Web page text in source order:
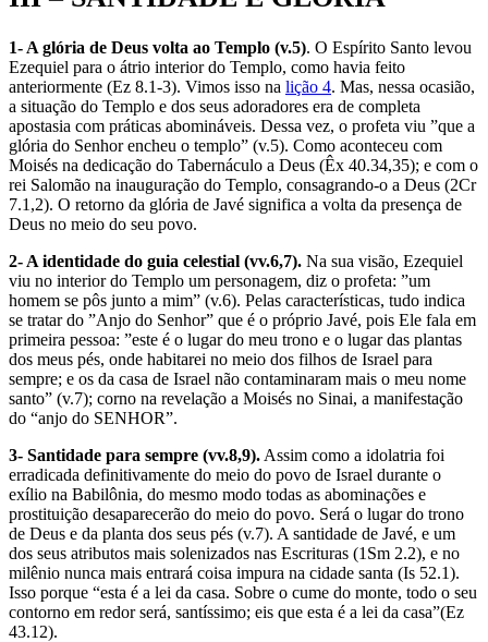
1- A glória de Deus volta ao Templo (v.5). O Espírito Santo levou
Ezequiel para o átrio interior do Templo, como havia feito
anteriormente (Ez 8.1-3). Vimos isso na lição 4. Mas, nessa ocasião,
a situação do Templo e dos seus adoradores era de completa
apostasia com práticas abomináveis. Dessa vez, o profeta viu ”que a
glória do Senhor encheu o templo” (v.5). Como aconteceu com
Moisés na dedicação do Tabernáculo a Deus (Êx 40.34,35); e com o
rei Salomão na inauguração do Templo, consagrando-o a Deus (2Cr
7.1,2). O retorno da glória de Javé significa a volta da presença de
Deus no meio do seu povo.
2- A identidade do guia celestial (vv.6,7). Na sua visão, Ezequiel
viu no interior do Templo um personagem, diz o profeta: ”um
homem se pôs junto a mim” (v.6). Pelas características, tudo indica
se tratar do ”Anjo do Senhor” que é o próprio Javé, pois Ele fala em
primeira pessoa: ”este é o lugar do meu trono e o lugar das plantas
dos meus pés, onde habitarei no meio dos filhos de Israel para
sempre; e os da casa de Israel não contaminaram mais o meu nome
santo” (v.7); corno na revelação a Moisés no Sinai, a manifestação
do “anjo do SENHOR”.
3- Santidade para sempre (vv.8,9). Assim como a idolatria foi
erradicada definitivamente do meio do povo de Israel durante o
exílio na Babilônia, do mesmo modo todas as abominações e
prostituição desaparecerão do meio do povo. Será o lugar do trono
de Deus e da planta dos seus pés (v.7). A santidade de Javé, e um
dos seus atributos mais solenizados nas Escrituras (1Sm 2.2), e no
milênio nunca mais entrará coisa impura na cidade santa (Is 52.1).
Isso porque “esta é a lei da casa. Sobre o cume do monte, todo o seu
contorno em redor será, santíssimo; eis que esta é a lei da casa”(Ez
43.12).